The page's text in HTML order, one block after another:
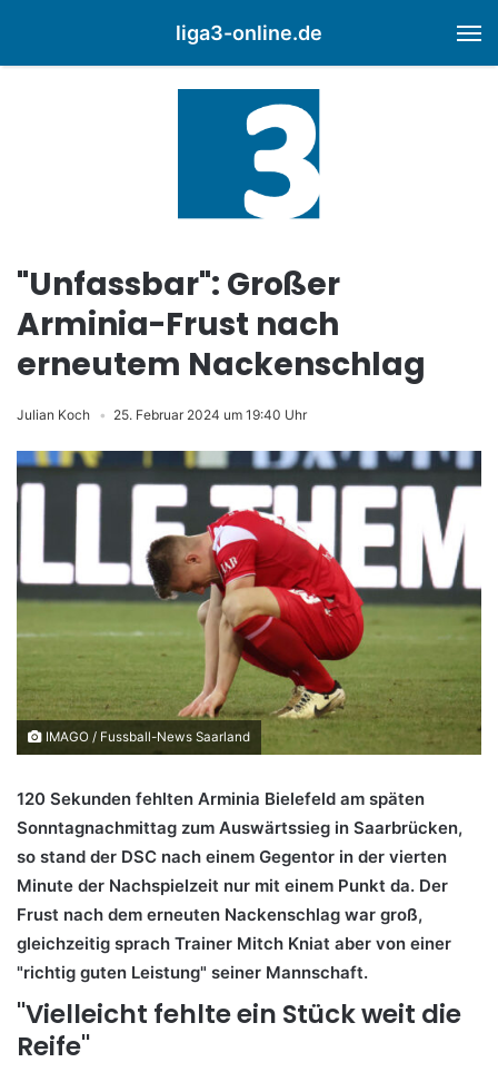
liga3-online.de
"Unfassbar": Großer
Arminia-Frust nach
erneutem Nackenschlag
Julian Koch 25. Februar 2024 um 19:40 Uhr
IMAGO / Fussball-News Saarland
120 Sekunden fehlten Arminia Bielefeld am späten
Sonntagnachmittag zum Auswärtssieg in Saarbrücken,
so stand der DSC nach einem Gegentor in der vierten
Minute der Nachspielzeit nur mit einem Punkt da. Der
Frust nach dem erneuten Nackenschlag war groß,
gleichzeitig sprach Trainer Mitch Kniat aber von einer
"richtig guten Leistung" seiner Mannschaft.
"Vielleicht fehlte ein Stück weit die
Reife"